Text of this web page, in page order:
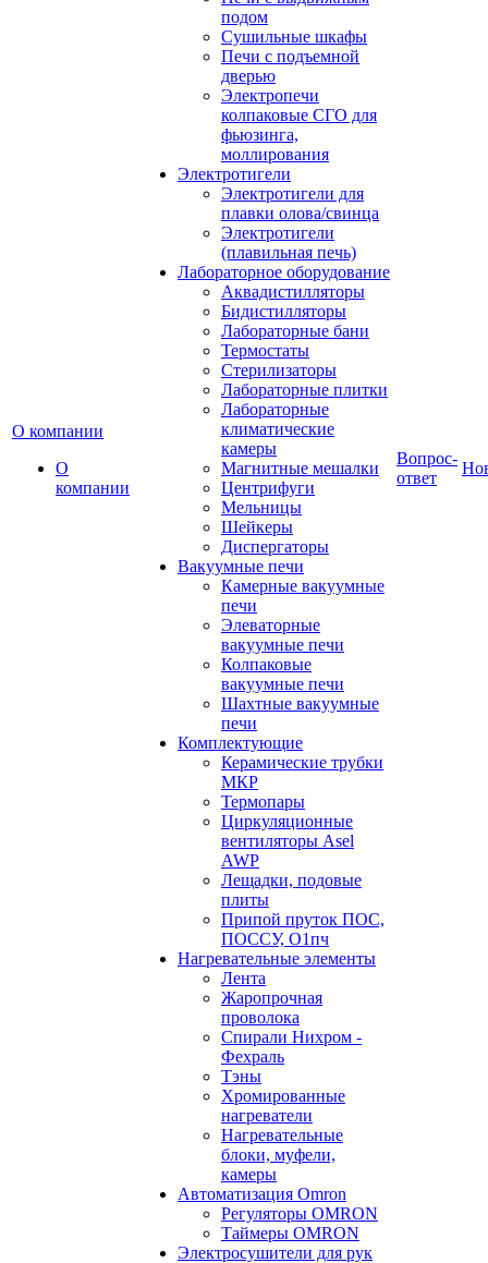
О компании
О
компании
подом
Сушильные шкафы
Печи с подъемной
дверью
Электропечи
колпаковые СГО для
фьюзинга,
моллирования
Электротигели
Электротигели для
плавки олова/свинца
Электротигели
(плавильная печь)
Лабораторное оборудование
Аквадистилляторы
Бидистилляторы
Лабораторные бани
Термостаты
Стерилизаторы
Лабораторные плитки
Лабораторные
климатические
камеры
Магнитные мешалки
Центрифуги
Мельницы
Шейкеры
Диспергаторы
Вакуумные печи
Камерные вакуумные
печи
Элеваторные
вакуумные печи
Колпаковые
вакуумные печи
Шахтные вакуумные
печи
Комплектующие
Керамические трубки
МКР
Термопары
Циркуляционные
вентиляторы Asel
AWP
Лещадки, подовые
плиты
Припой пруток ПОС,
ПОССУ, О1пч
Нагревательные элементы
Лента
Жаропрочная
проволока
Спирали Нихром -
Фехраль
Тэны
Хромированные
нагреватели
Нагревательные
блоки, муфели,
камеры
Автоматизация Omron
Регуляторы OMRON
Таймеры OMRON
Электросушители для рук
Вопрос-
ответ